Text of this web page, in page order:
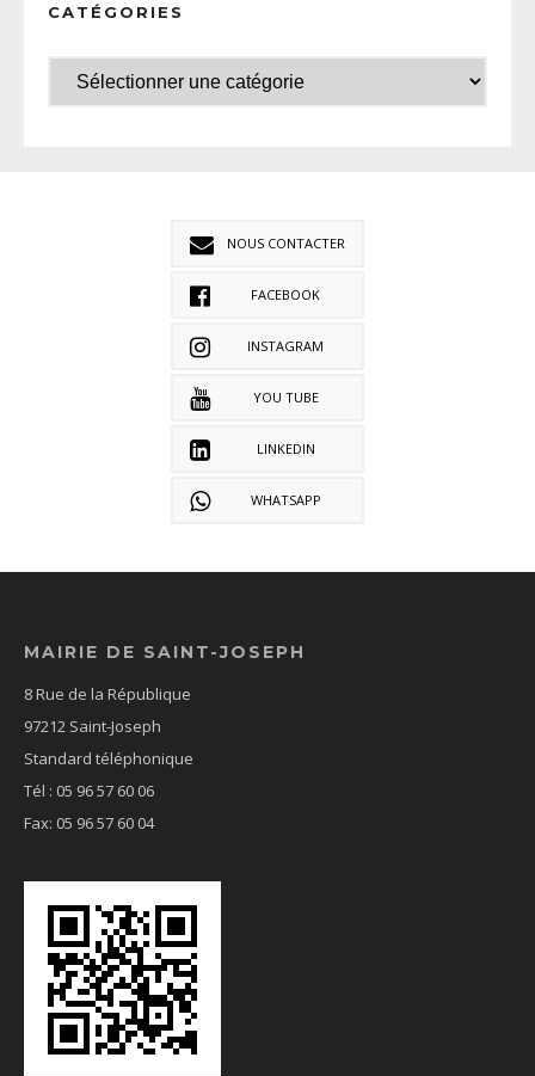
CATÉGORIES
NOUS CONTACTER
FACEBOOK
INSTAGRAM
YOU TUBE
LINKEDIN
WHATSAPP
MAIRIE DE SAINT-JOSEPH
8 Rue de la République
97212 Saint-Joseph
Standard téléphonique
Tél : 05 96 57 60 06
Fax: 05 96 57 60 04